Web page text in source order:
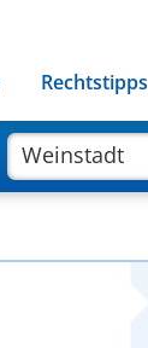
Rechtstipps